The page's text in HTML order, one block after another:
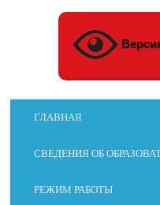
ГЛАВНАЯ
СВЕДЕНИЯ ОБ
РЕЖИМ РАБОТЫ